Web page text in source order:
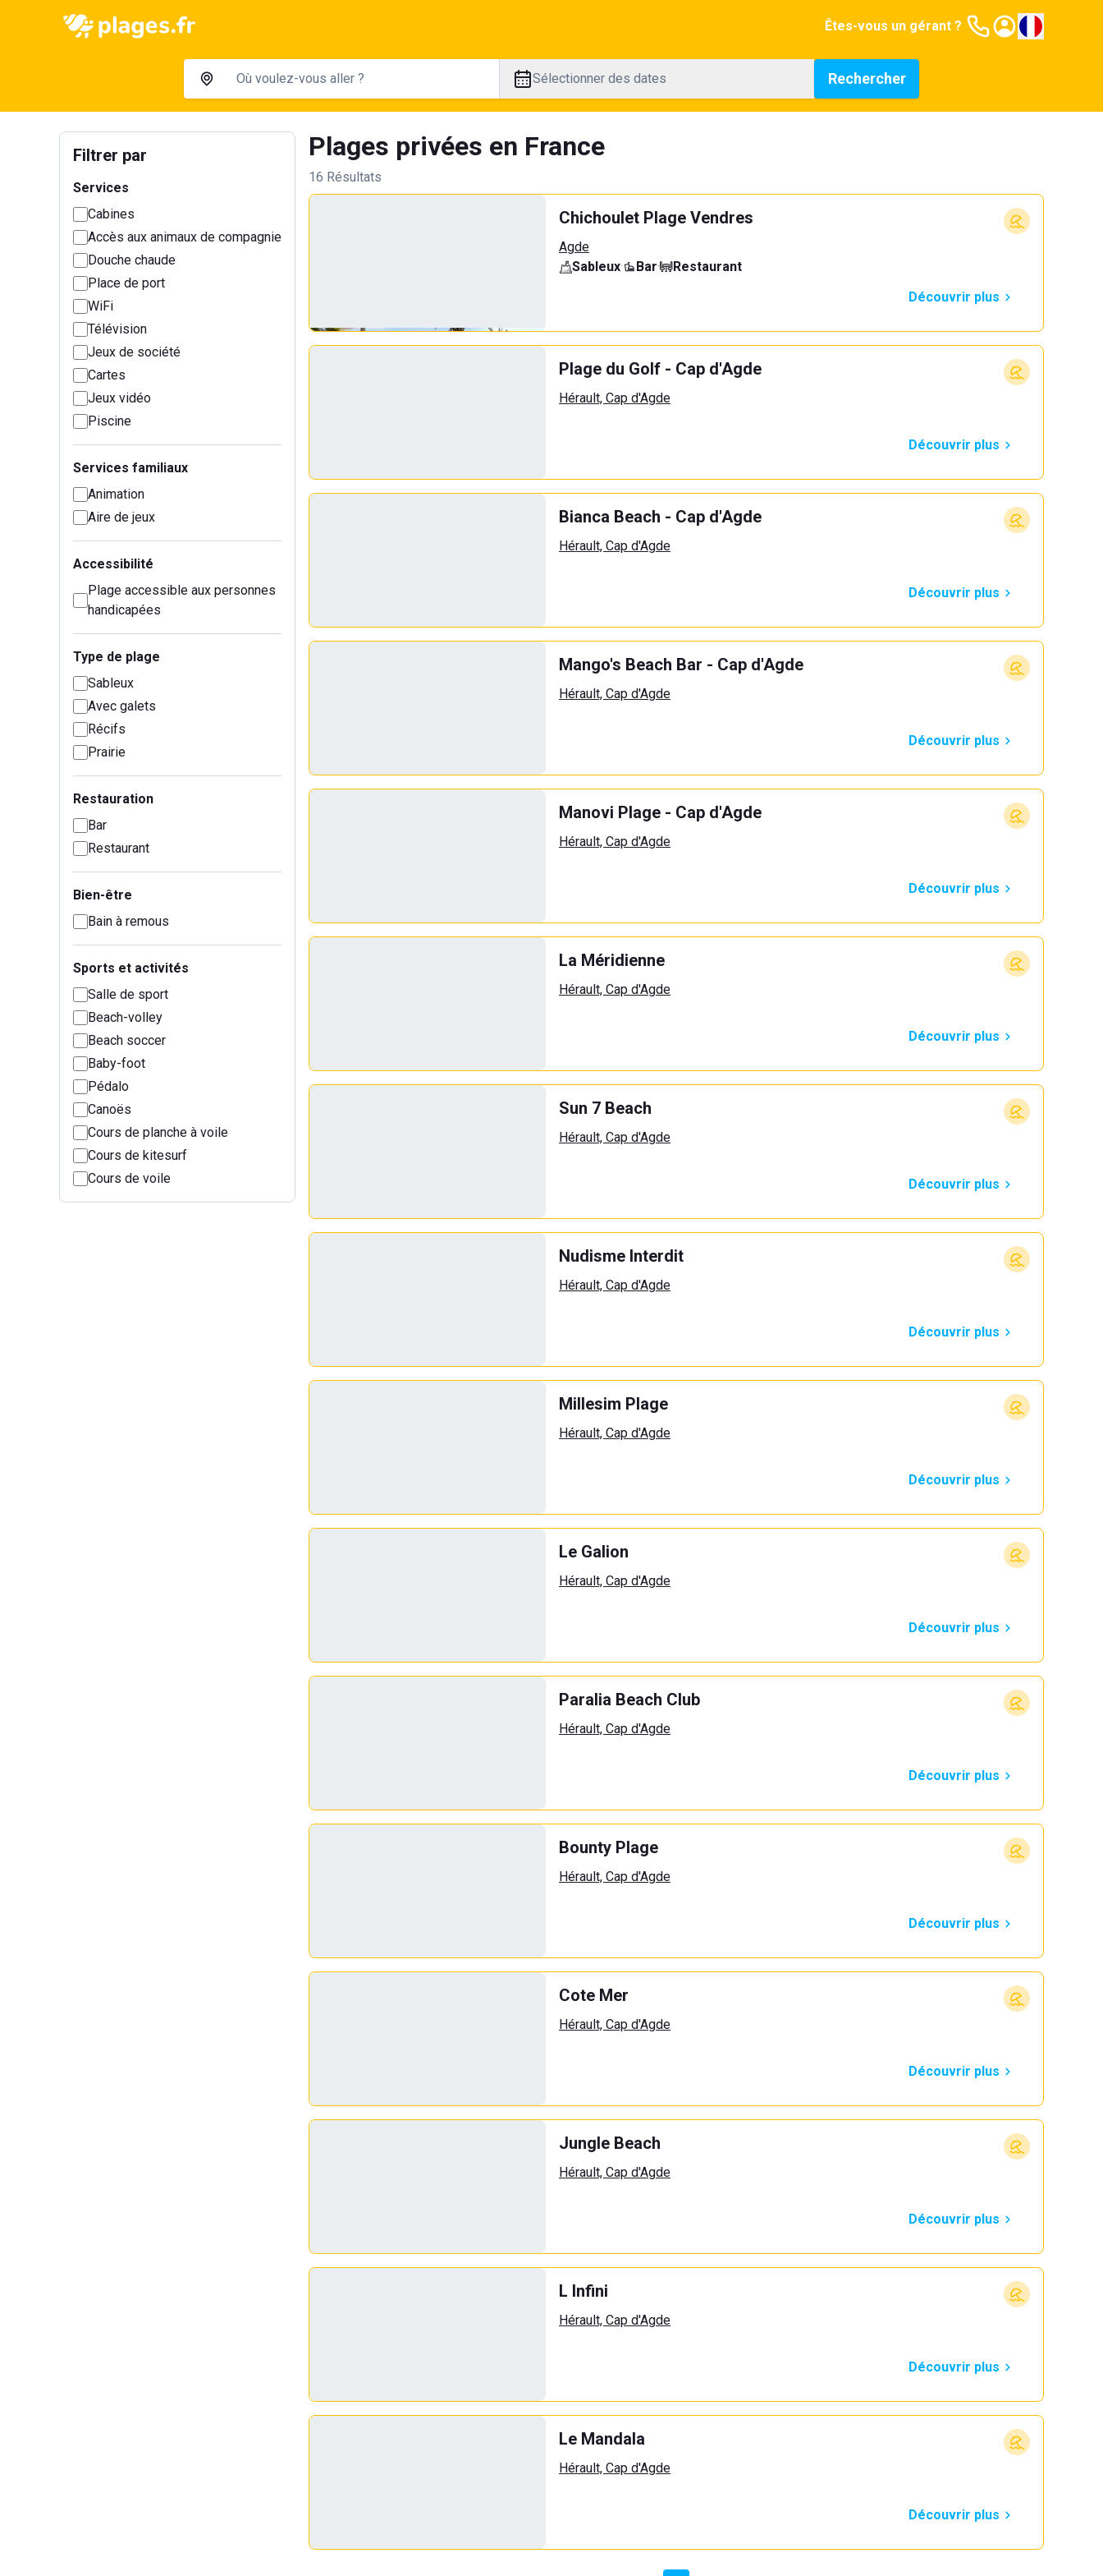
Êtes-vous un gérant ?
Sélectionner des dates Rechercher
Filtrer par
Services
Cabines
Accès aux animaux de compagnie
Douche chaude
Place de port
WiFi
Télévision
Jeux de société
Cartes
Jeux vidéo
Piscine
Services familiaux
Animation
Aire de jeux
Accessibilité
Plage accessible aux personnes
handicapées
Type de plage
Sableux
Avec galets
Récifs
Prairie
Restauration
Bar
Restaurant
Bien-être
Bain à remous
Sports et activités
Salle de sport
Beach-volley
Beach soccer
Baby-foot
Pédalo
Canoës
Cours de planche à voile
Cours de kitesurf
Cours de voile
Plages privées en France
16 Résultats
Chichoulet Plage Vendres
Agde
Sableux· Bar·
Restaurant
Découvrir plus
Plage du Golf - Cap d'Agde
Hérault, Cap d'Agde
Découvrir plus
Bianca Beach - Cap d'Agde
Hérault, Cap d'Agde
Découvrir plus
Mango's Beach Bar - Cap d'Agde
Hérault, Cap d'Agde
Découvrir plus
Manovi Plage - Cap d'Agde
Hérault, Cap d'Agde
Découvrir plus
La Méridienne
Hérault, Cap d'Agde
Découvrir plus
Sun 7 Beach
Hérault, Cap d'Agde
Découvrir plus
Nudisme Interdit
Hérault, Cap d'Agde
Découvrir plus
Millesim Plage
Hérault, Cap d'Agde
Découvrir plus
Le Galion
Hérault, Cap d'Agde
Découvrir plus
Paralia Beach Club
Hérault, Cap d'Agde
Découvrir plus
Bounty Plage
Hérault, Cap d'Agde
Découvrir plus
Cote Mer
Hérault, Cap d'Agde
Découvrir plus
Jungle Beach
Hérault, Cap d'Agde
Découvrir plus
L Infini
Hérault, Cap d'Agde
Découvrir plus
Le Mandala
Hérault, Cap d'Agde
Découvrir plus